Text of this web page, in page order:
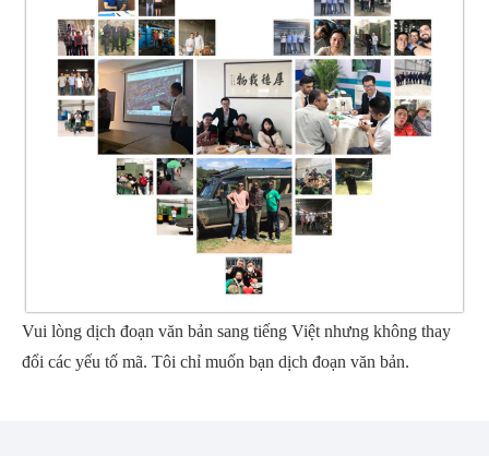
Vui lòng dịch đoạn văn bản sang tiếng Việt nhưng không thay
đổi các yếu tố mã. Tôi chỉ muốn bạn dịch đoạn văn bản.